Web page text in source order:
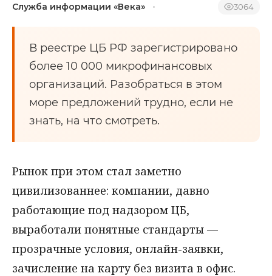
КУЛЬТУРА
Служба информации «Века» 3064
В реестре ЦБ РФ зарегистрировано
более 10 000 микрофинансовых
организаций. Разобраться в этом
море предложений трудно, если не
знать, на что смотреть.
Рынок при этом стал заметно
цивилизованнее: компании, давно
работающие под надзором ЦБ,
выработали понятные стандарты —
прозрачные условия, онлайн-заявки,
зачисление на карту без визита в офис.